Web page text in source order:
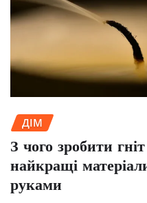
ДІМ
З чого зробити
найкращі
руками